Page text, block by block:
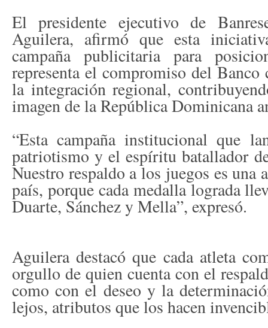
El presidente ejecutivo de
Aguilera, afirmó que esta
campaña publicitaria para
representa el compromiso del
la integración regional,
imagen de la República Dominicana
“Esta campaña institucional que
patriotismo y el espíritu batallador
Nuestro respaldo a los juegos es una
país, porque cada medalla lograda
Duarte, Sánchez y Mella”, expresó.
Aguilera destacó que cada atleta
orgullo de quien cuenta con el
como con el deseo y la
lejos, atributos que los hacen